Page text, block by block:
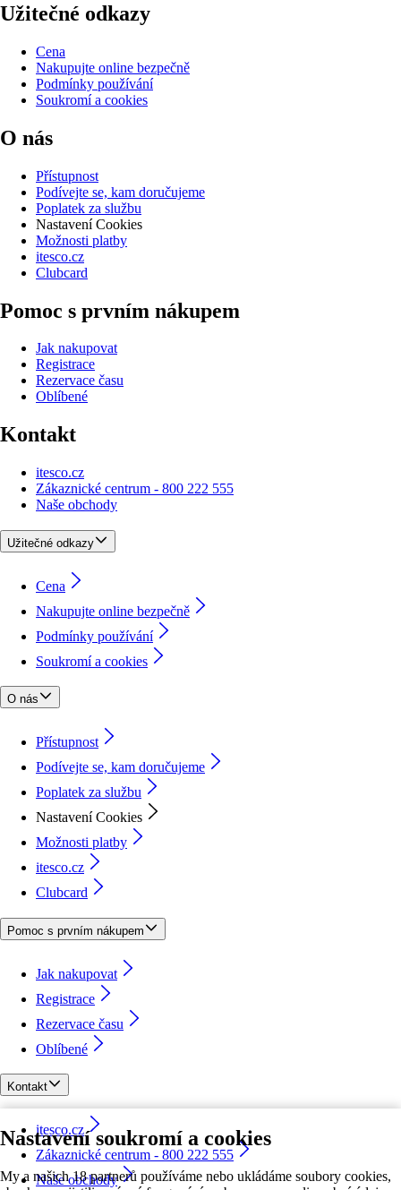
Nastavení soukromí a cookies
My a našich 18 partnerů používáme nebo ukládáme soubory cookies,
Užitečné odkazy
Cena
Nakupujte online bezpečně
Podmínky používání
Soukromí a cookies
O nás
Přístupnost
Podívejte se, kam doručujeme
Poplatek za službu
Nastavení Cookies
Možnosti platby
itesco.cz
Clubcard
Pomoc s prvním nákupem
Jak nakupovat
Registrace
Rezervace času
Oblíbené
Kontakt
itesco.cz
Zákaznické centrum - 800 222 555
Naše obchody
Užitečné odkazy
Cena
Nakupujte online bezpečně
Podmínky používání
Soukromí a cookies
O nás
Přístupnost
Podívejte se, kam doručujeme
Poplatek za službu
Nastavení Cookies
Možnosti platby
itesco.cz
Clubcard
Pomoc s prvním nákupem
Jak nakupovat
Registrace
Rezervace času
Oblíbené
Kontakt
itesco.cz
Zákaznické centrum - 800 222 555
Naše obchody